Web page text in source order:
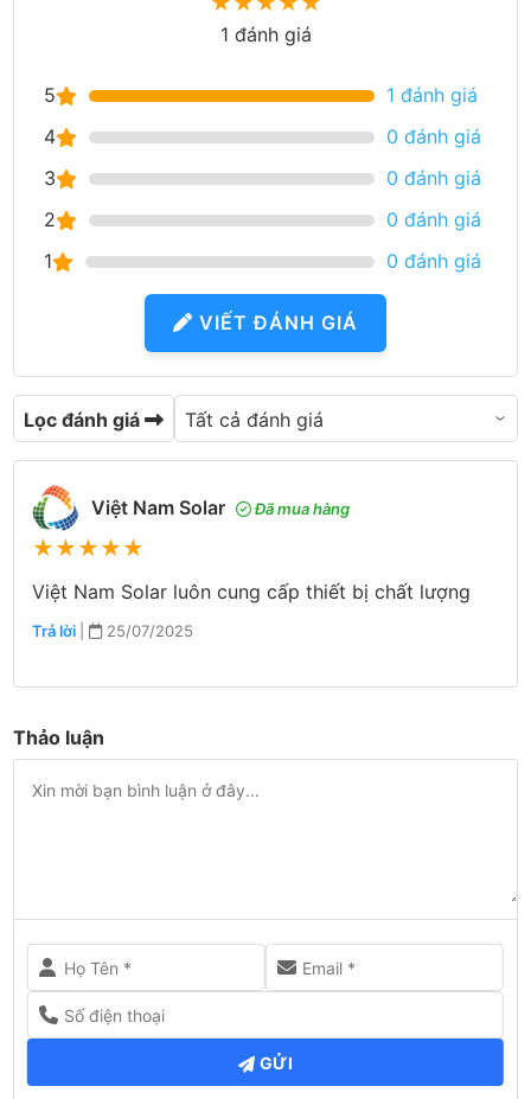
1 đánh giá
5
1 đánh giá
4
0 đánh giá
3
0 đánh giá
2
0 đánh giá
1
0 đánh giá
VIẾT ĐÁNH GIÁ
Lọc đánh giá
Việt Nam Solar Đã mua hàng
★★★★★
Việt Nam Solar luôn cung cấp thiết bị chất lượng
Trả lời | 25/07/2025
Thảo luận
GỬI